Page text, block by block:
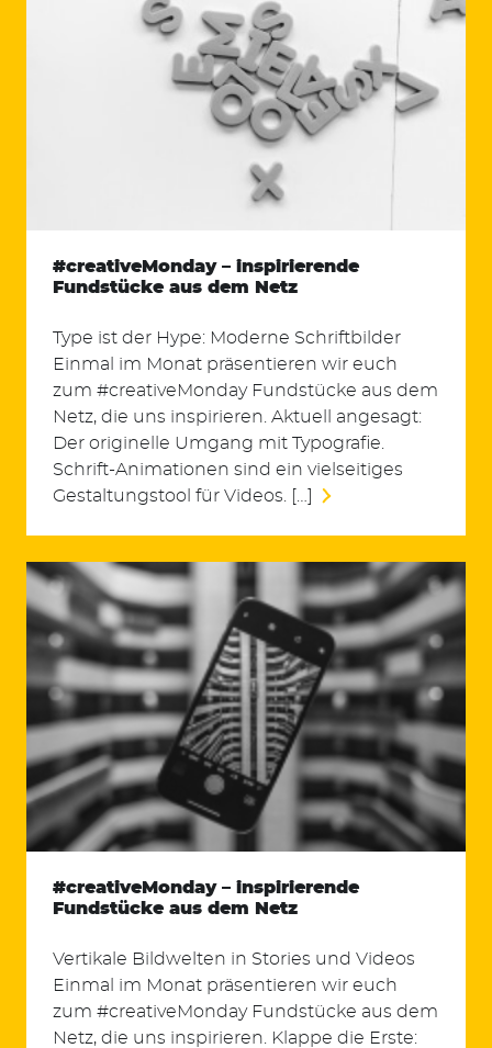
#creativeMonday – inspirierende
Fundstücke aus dem Netz
Type ist der Hype: Moderne Schriftbilder
Einmal im Monat präsentieren wir euch
zum #creativeMonday Fundstücke aus dem
Netz, die uns inspirieren. Aktuell angesagt:
Der originelle Umgang mit Typografie.
Schrift-Animationen sind ein vielseitiges
Gestaltungstool für Videos. […]
#creativeMonday – inspirierende
Fundstücke aus dem Netz
Vertikale Bildwelten in Stories und Videos
Einmal im Monat präsentieren wir euch
zum #creativeMonday Fundstücke aus dem
Netz, die uns inspirieren. Klappe die Erste: